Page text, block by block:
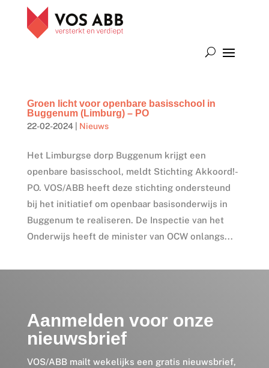
Groen licht voor openbare basisschool in
Buggenum (Limburg) – PO
22-02-2024| Nieuws
Het Limburgse dorp Buggenum krijgt een
openbare basisschool, meldt Stichting Akkoord!-
PO. VOS/ABB heeft deze stichting ondersteund
bij het initiatief om openbaar basisonderwijs in
Buggenum te realiseren. De Inspectie van het
Onderwijs heeft de minister van OCW onlangs...
Aanmelden voor onze
nieuwsbrief
VOS/ABB mailt wekelijks een gratis nieuwsbrief,